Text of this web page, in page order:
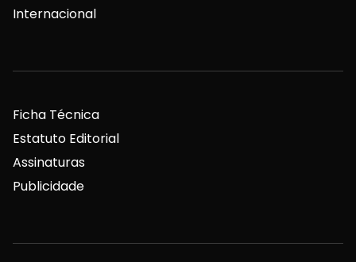
Internacional
Ficha Técnica
Estatuto Editorial
Assinaturas
Publicidade